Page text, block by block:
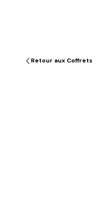
Retour aux Coffrets